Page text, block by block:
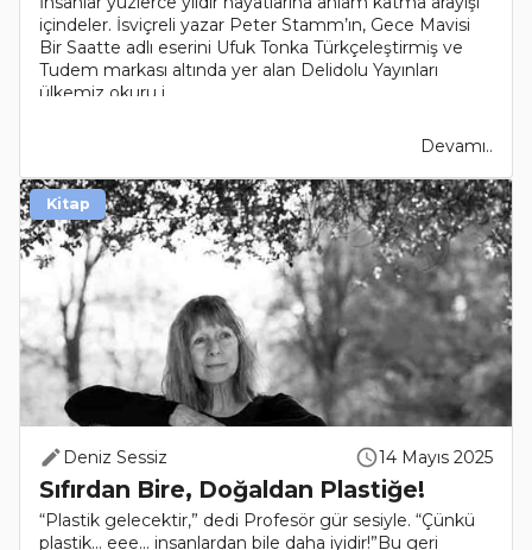
içindeler. İsviçreli yazar Peter Stamm’ın, Gece Mavisi
Bir Saatte adlı eserini Ufuk Tonka Türkçeleştirmiş ve
Tudem markası altında yer alan Delidolu Yayınları
ülkemiz okuru i..
Devamı..
Deniz Sessiz 14 Mayıs 2025
Sıfırdan Bire, Doğaldan Plastiğe!
“Plastik gelecektir,” dedi Profesör gür sesiyle. “Çünkü
plastik... eee... insanlardan bile daha iyidir!”Bu geri
Kitap